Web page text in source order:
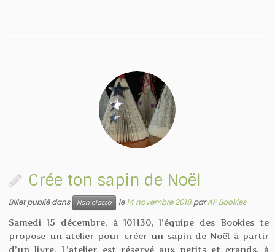
Crée ton sapin de Noël
Billet publié dans Non classé le14 novembre 2018parAP Bookies
Samedi 15 décembre, à 10H30, l’équipe des Bookies te
propose un atelier pour créer un sapin de Noël à partir
d’un livre. L’atelier est réservé aux petits et grands, à